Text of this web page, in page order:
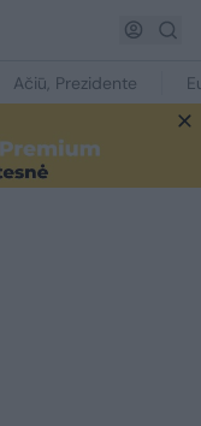
Ačiū, Prezidente